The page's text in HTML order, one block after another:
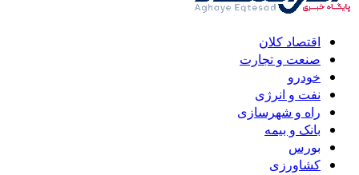
اقتصاد کلان
صنعت و تجارت
خودرو
نفت و انرژی
راه و شهرسازی
بانک و بیمه
بورس
کشاورزی